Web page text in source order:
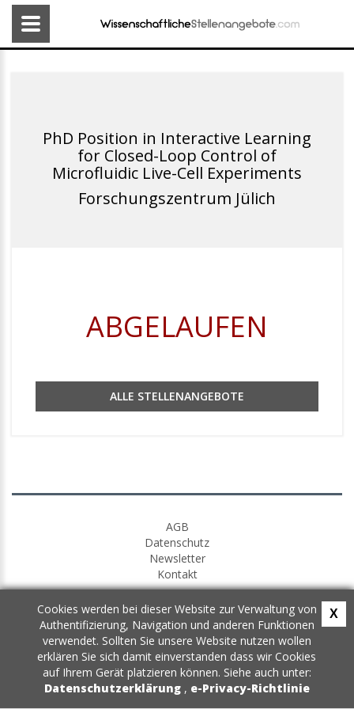
PhD Position in Interactive Learning
for Closed-Loop Control of
Microfluidic Live-Cell Experiments
Forschungszentrum Jülich
ABGELAUFEN
ALLE STELLENANGEBOTE
AGB
Datenschutz
Newsletter
Kontakt
Cookies werden bei dieser Website zur Verwaltung von
Authentifizierung, Navigation und anderen Funktionen
verwendet. Sollten Sie unsere Website nutzen wollen
erklären Sie sich damit einverstanden dass wir Cookies
auf Ihrem Gerät platzieren können. Siehe auch unter:
Datenschutzerklärung , e-Privacy-Richtlinie
X